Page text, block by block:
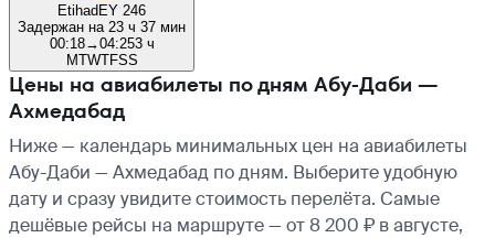
EtihadEY 246
Задержан на 23 ч 37 мин
00:18→04:253 ч
MTWTFSS
Цены на авиабилеты по дням Абу-Даби —
Ахмедабад
Ниже — календарь минимальных цен на авиабилеты
Абу-Даби — Ахмедабад по дням. Выберите удобную
дату и сразу увидите стоимость перелёта. Самые
дешёвые рейсы на маршруте — от 8 200 ₽ в августе,